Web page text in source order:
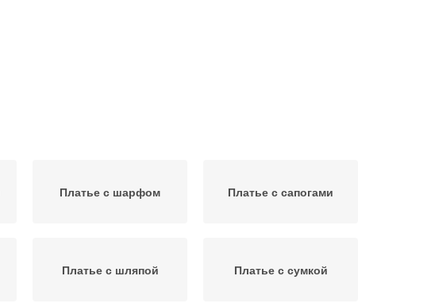
Платье с шарфом Платье с сапогами
Платье с шляпой Платье с сумкой